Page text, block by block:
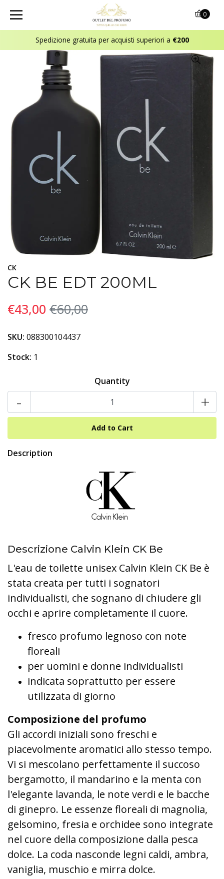
Spedizione gratuita per acquisti superiori a €200
0
CK
CK BE EDT 200ML
€43,00 €60,00
SKU: 088300104437
Stock: 1
Quantity
- +
Description
Descrizione Calvin Klein CK Be
L'eau de toilette unisex Calvin Klein CK Be è
stata creata per tutti i sognatori
individualisti, che sognano di chiudere gli
occhi e aprire completamente il cuore.
fresco profumo legnoso con note
floreali
per uomini e donne individualisti
indicata soprattutto per essere
utilizzata di giorno
Composizione del profumo
Gli accordi iniziali sono freschi e
piacevolmente aromatici allo stesso tempo.
Vi si mescolano perfettamente il succoso
bergamotto, il mandarino e la menta con
l'elegante lavanda, le note verdi e le bacche
di ginepro. Le essenze floreali di magnolia,
gelsomino, fresia e orchidee sono integrate
nel cuore della composizione dalla pesca
dolce. La coda nasconde legni caldi, ambra,
vaniglia, muschio e mirra dolce.